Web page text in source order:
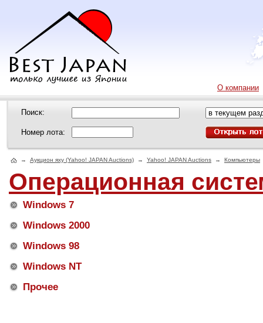
О компании
Поиск:
Номер лота:
→ Аукцион яху (Yahoo! JAPAN Auctions) → Yahoo! JAPAN Auctions → Компьютеры
Операционная
Windows 7
Windows 2000
Windows 98
Windows NT
Прочее